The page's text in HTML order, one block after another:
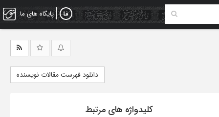
پایگاه های ما
دانلود فهرست مقالات نویسنده
کلیدواژه های مرتبط